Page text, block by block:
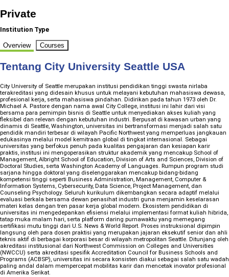
Private
Institution Type
Overview Courses
Tentang City University Seattle USA
City University of Seattle merupakan institusi pendidikan tinggi swasta nirlaba
terakreditasi yang didesain khusus untuk melayani kebutuhan mahasiswa dewasa,
profesional kerja, serta mahasiswa pindahan. Didirikan pada tahun 1973 oleh Dr.
Michael A. Pastore dengan nama awal City College, institusi ini lahir dari visi
bersama para pemimpin bisnis di Seattle untuk menyediakan akses kuliah yang
fleksibel dan relevan dengan kebutuhan industri. Berpusat di kawasan urban yang
dinamis di Seattle, Washington, universitas ini bertransformasi menjadi salah satu
pendidik mandiri terbesar di wilayah Pacific Northwest yang memperluas jangkauan
edukasinya melalui model kemitraan global di tingkat internasional. Sebagai
universitas yang berfokus penuh pada kualitas pengajaran dan kesiapan karir
praktis, institusi ini mengoperasikan struktur akademik yang mencakup School of
Management, Albright School of Education, Division of Arts and Sciences, Division of
Doctoral Studies, serta Washington Academy of Languages. Rumpun program studi
sarjana hingga doktoral yang diselenggarakan mencakup bidang-bidang
kompetensi tinggi seperti Business Administration, Management, Computer &
Information Systems, Cybersecurity, Data Science, Project Management, dan
Counseling Psychology. Seluruh kurikulum dikembangkan secara adaptif melalui
evaluasi berkala bersama dewan penasihat industri guna menjamin keselarasan
materi kelas dengan tren pasar kerja global modern. Ekosistem pendidikan di
universitas ini mengedepankan efisiensi melalui implementasi format kuliah hibrida,
tatap muka malam hari, serta platform daring purnawaktu yang memegang
sertifikasi mutu tinggi dari U.S. News & World Report. Proses instruksional dipimpin
langsung oleh para dosen praktisi yang merupakan jajaran eksekutif senior dan ahli
teknis aktif di berbagai korporasi besar di wilayah metropolitan Seattle. Ditunjang oleh
akreditasi institusional dari Northwest Commission on Colleges and Universities
(NWCCU) serta akreditasi spesifik Accreditation Council for Business Schools and
Programs (ACBSP), universitas ini secara konsisten diakui sebagai salah satu wadah
paling andal dalam mempercepat mobilitas karir dan mencetak inovator profesional
di Amerika Serikat.